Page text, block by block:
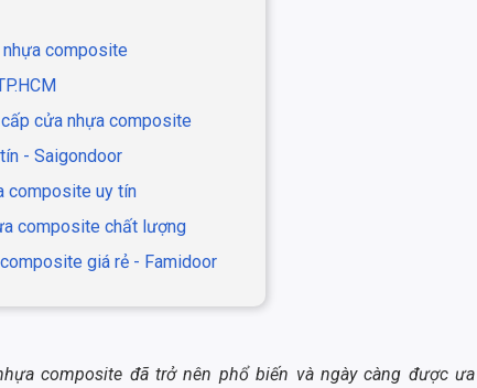
composite
cửa nhựa composite
- Saigondoor
composite uy tín
composite chất lượng
giá rẻ - Famidoor
composite đã trở nên phổ biến và ngày càng được ưa